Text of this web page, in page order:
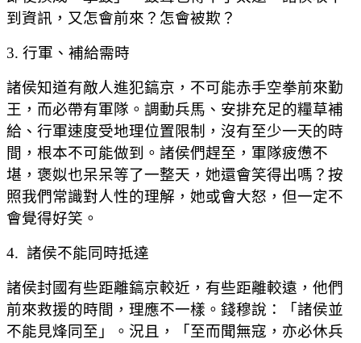
到資訊，又怎會前來？怎會被欺？
3. 行軍、補給需時
諸侯知道有敵人進犯鎬京，不可能赤手空拳前來勤
王，而必帶有軍隊。調動兵馬、安排充足的糧草補
給、行軍速度受地理位置限制，沒有至少一天的時
間，根本不可能做到。諸侯們趕至，軍隊疲憊不
堪，褒姒也呆呆等了一整天，她還會笑得出嗎？按
照我們常識對人性的理解，她或會大怒，但一定不
會覺得好笑。
4. 諸侯不能同時抵達
諸侯封國有些距離鎬京較近，有些距離較遠，他們
前來救援的時間，理應不一樣。錢穆說：「諸侯並
不能見烽同至」。況且，「至而聞無寇，亦必休兵